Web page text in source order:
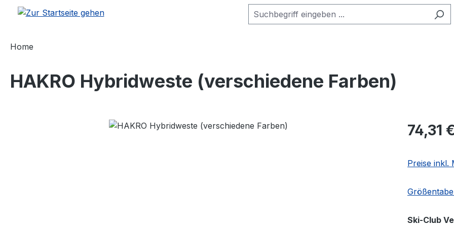
Hauptinhalt springen
Zur Suche springen
Zur Hauptnavigation springen
Home
HAKRO Hybridweste (verschiedene Farben)
Bildergalerie überspringen Regulärer
74,31 €
Preise inkl.
Ski-Club